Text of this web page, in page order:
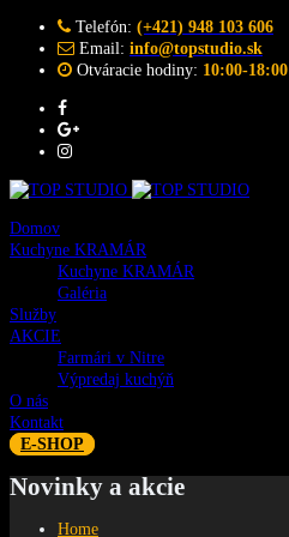
Telefón: (+421) 948 103 606
Email: info@topstudio.sk
Otváracie hodiny: 10:00-18:00
Domov
Kuchyne KRAMÁR
Kuchyne KRAMÁR
Galéria
Služby
AKCIE
Farmári v Nitre
Výpredaj kuchýň
O nás
Kontakt
E-SHOP
Novinky a akcie
Home